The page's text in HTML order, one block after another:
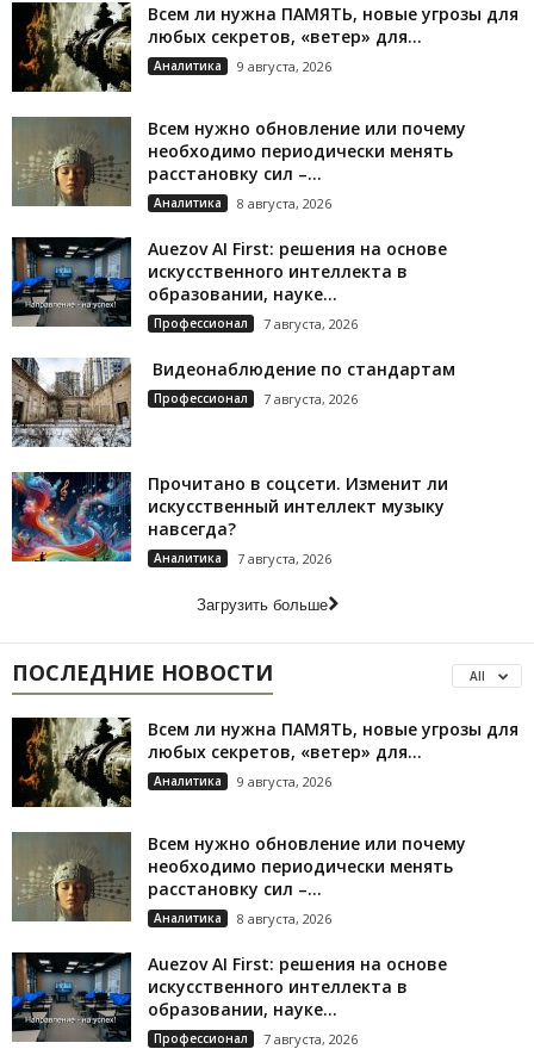
Всем ли нужна ПАМЯТЬ, новые угрозы для
любых секретов, «ветер» для...
Аналитика 9 августа, 2026
Всем нужно обновление или почему
необходимо периодически менять
расстановку сил –...
Аналитика 8 августа, 2026
Auezov AI First: решения на основе
искусственного интеллекта в
образовании, науке...
Профессионал 7 августа, 2026
Видеонаблюдение по стандартам
Профессионал 7 августа, 2026
Прочитано в соцсети. Изменит ли
искусственный интеллект музыку
навсегда?
Аналитика 7 августа, 2026
Загрузить больше
ПОСЛЕДНИЕ НОВОСТИ All
Всем ли нужна ПАМЯТЬ, новые угрозы для
любых секретов, «ветер» для...
Аналитика 9 августа, 2026
Всем нужно обновление или почему
необходимо периодически менять
расстановку сил –...
Аналитика 8 августа, 2026
Auezov AI First: решения на основе
искусственного интеллекта в
образовании, науке...
Профессионал 7 августа, 2026